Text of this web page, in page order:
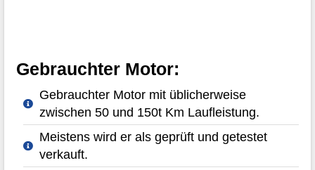
Gebrauchter Motor:
Gebrauchter Motor mit üblicherweise
zwischen 50 und 150t Km Laufleistung.
Meistens wird er als geprüft und getestet
verkauft.